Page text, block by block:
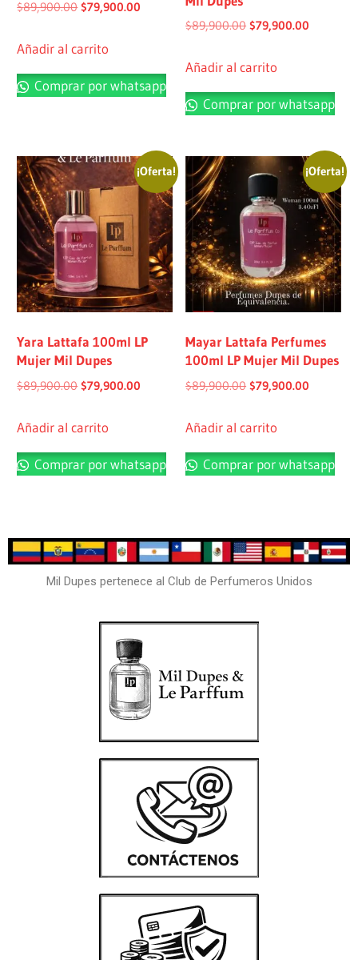
$89,900.00 $79,900.00
Añadir al carrito
Comprar por whatsapp
$89,900.00 $79,900.00
Añadir al carrito
Comprar por whatsapp
¡Oferta!
Yara Lattafa 100ml LP
Mujer Mil Dupes
$89,900.00 $79,900.00
Añadir al carrito
Comprar por whatsapp
¡Oferta!
Mayar Lattafa Perfumes
100ml LP Mujer Mil Dupes
$89,900.00 $79,900.00
Añadir al carrito
Comprar por whatsapp
Mil Dupes pertenece al Club de Perfumeros Unidos